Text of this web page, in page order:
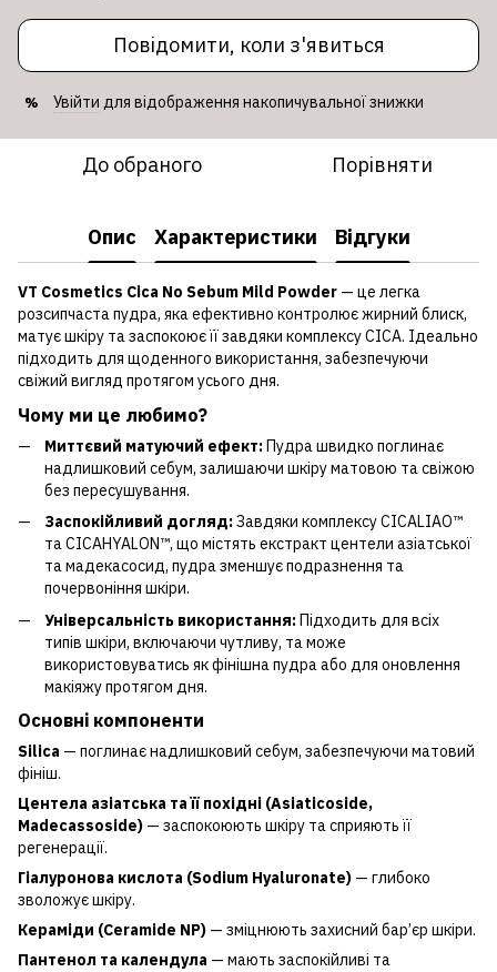
Повідомити, коли з'явиться
% Увійти для відображення накопичувальної знижки
До обраного Порівняти
Опис Характеристики Відгуки
VT Cosmetics Cica No Sebum Mild Powder — це легка
розсипчаста пудра, яка ефективно контролює жирний блиск,
матує шкіру та заспокоює її завдяки комплексу CICA. Ідеально
підходить для щоденного використання, забезпечуючи
свіжий вигляд протягом усього дня.
Чому ми це любимо?
Миттєвий матуючий ефект:Пудра швидко поглинає
надлишковий себум, залишаючи шкіру матовою та свіжою
без пересушування.
Заспокійливий догляд:Завдяки комплексу CICALIAO™
та CICAHYALON™, що містять екстракт центели азіатської
та мадекасосид, пудра зменшує подразнення та
почервоніння шкіри.
Універсальність використання:Підходить для всіх
типів шкіри, включаючи чутливу, та може
використовуватись як фінішна пудра або для оновлення
макіяжу протягом дня.
Основні компоненти
Silica — поглинає надлишковий себум, забезпечуючи матовий
фініш.
Центела азіатська та її похідні (Asiaticoside,
Madecassoside) — заспокоюють шкіру та сприяють її
регенерації.
Гіалуронова кислота (Sodium Hyaluronate) — глибоко
зволожує шкіру.
Кераміди (Ceramide NP) — зміцнюють захисний бар’єр шкіри.
Пантенол та календула — мають заспокійливі та